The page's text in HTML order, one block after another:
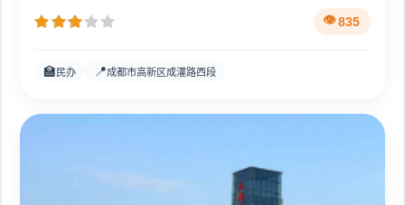
835
🏫 民办 📍成都市高新区成灌路西段